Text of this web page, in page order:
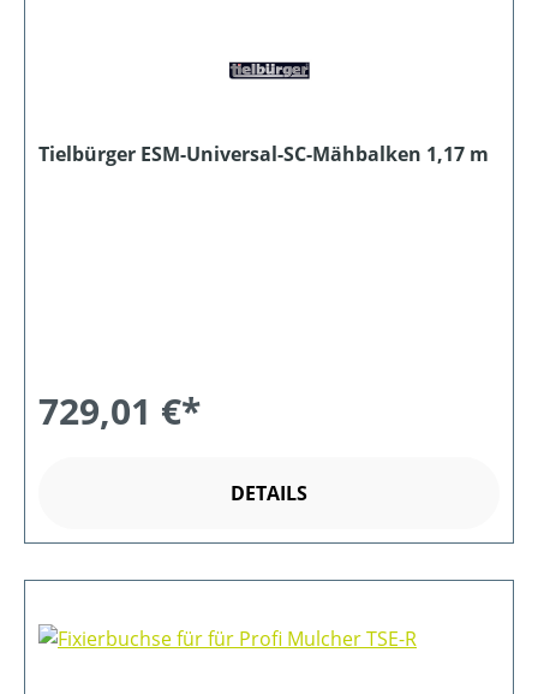
Tielbürger ESM-Universal-SC-Mähbalken 1,17 m
729,01 €*
DETAILS